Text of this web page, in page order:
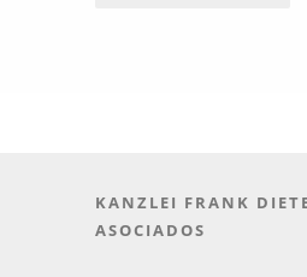
KANZLEI FRANK
ASOCIADOS